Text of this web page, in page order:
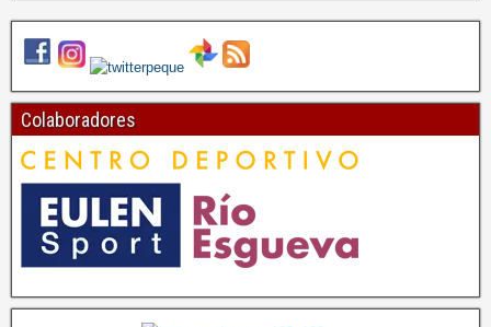
Colaboradores